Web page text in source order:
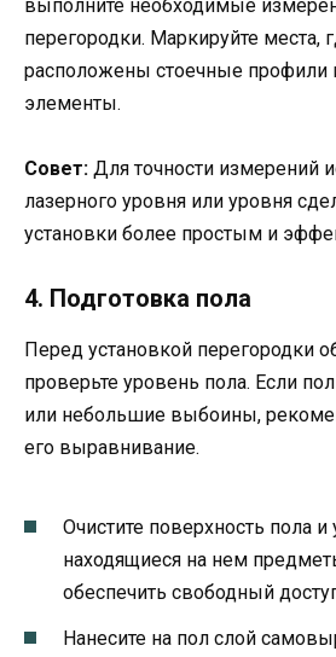
выполните необходимые
перегородки. Маркируйте места,
расположены стоечные
элементы.
Совет: Для точности измерений
лазерного уровня или уровня
установки более простым и
4. Подготовка пола
Перед установкой перегородки
проверьте уровень пола. Если
или небольшие выбоины,
его выравнивание.
Очистите поверхность пола и
находящиеся на нем
обеспечить свободный
Нанесите на пол слой